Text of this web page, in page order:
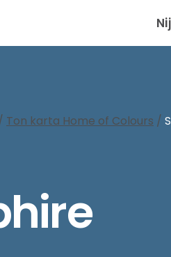
Ton karta Home of Colours /